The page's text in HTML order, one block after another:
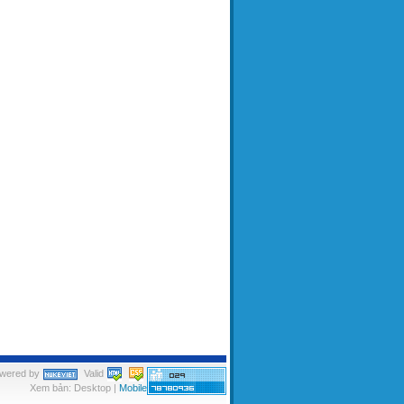
by
Valid
Xem bản: Desktop | Mobile